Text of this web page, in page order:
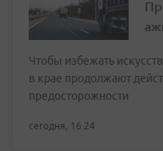
Чтобы избежать
в крае продолжают
предосторожности
сегодня, 16:24